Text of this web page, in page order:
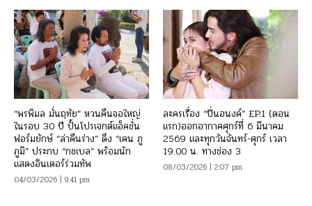
“พรพิมล มั่นฤทัย” หวนคืนจอใหญ่
ในรอบ 30 ปี ปั้นโปรเจกต์แอ็คชั่น
ฟอร์มยักษ์ “ล่าคืนร่าง” ดึง “เคน ภู
ภูมิ” ประกบ “กชเบล” พร้อมนัก
แสดงอินเตอร์ร่วมทัพ
04/03/2026 | 9:41 pm
ละครเรื่อง “ปิ่นอนงค์” EP.1 (ตอน
แรก)ออกอากาศศุกร์ที่ 6 มีนาคม
2569 และทุกวันจันทร์-ศุกร์ เวลา
19.00 น. ทางช่อง 3
08/03/2026 | 2:07 pm